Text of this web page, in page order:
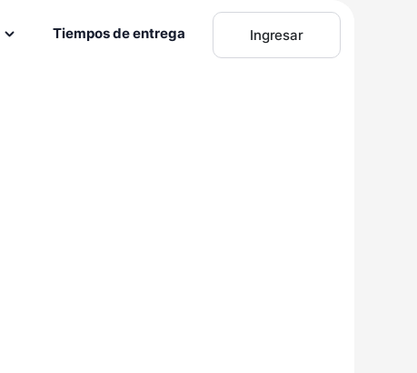
Tiempos de entrega Ingresar